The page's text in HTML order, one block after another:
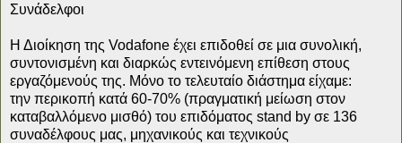
Συνάδελφοι
Η Διοίκηση της Vodafone έχει επιδοθεί σε μια συνολική,
συντονισμένη και διαρκώς εντεινόμενη επίθεση στους
εργαζόμενούς της. Μόνο το τελευταίο διάστημα είχαμε:
την περικοπή κατά 60-70% (πραγματική μείωση στον
καταβαλλόμενο μισθό) του επιδόματος stand by σε 136
συναδέλφους μας, μηχανικούς και τεχνικούς